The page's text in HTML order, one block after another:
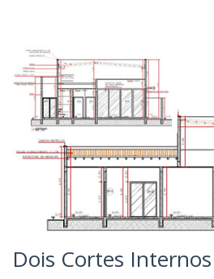
Dois Cortes Internos